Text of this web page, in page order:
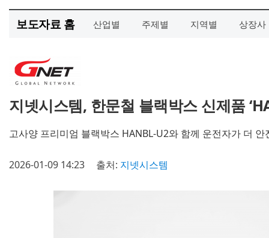
보도자료 홈 산업별 주제별 지역별 상장사
지넷시스템, 한문철 블랙박스 신제품
고사양 프리미엄 블랙박스 HANBL-U2와 함께 운전자가 더 안
2026-01-09 14:23 출처: 지넷시스템